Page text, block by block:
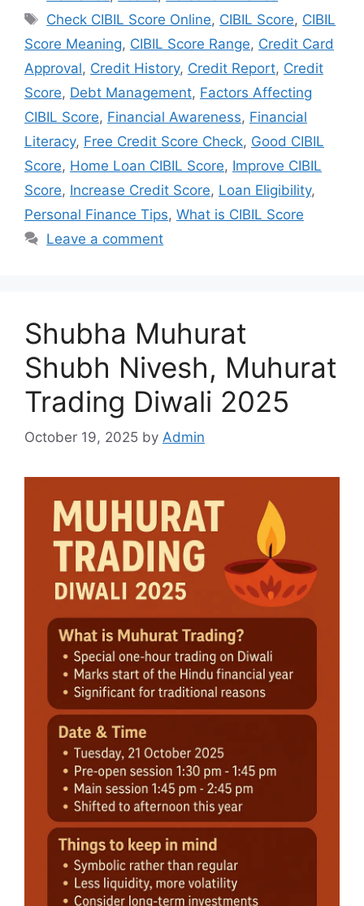
Tags
Check CIBIL Score Online, CIBIL Score, CIBIL
Score Meaning, CIBIL Score Range, Credit Card
Approval, Credit History, Credit Report, Credit
Score, Debt Management, Factors Affecting
CIBIL Score, Financial Awareness, Financial
Literacy, Free Credit Score Check, Good CIBIL
Score, Home Loan CIBIL Score, Improve CIBIL
Score, Increase Credit Score, Loan Eligibility,
Personal Finance Tips, What is CIBIL Score
Leave a comment
Shubha Muhurat
Shubh Nivesh, Muhurat
Trading Diwali 2025
October 19, 2025 by Admin